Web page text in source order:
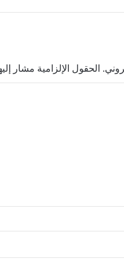
الحقول الإلزامية مشار